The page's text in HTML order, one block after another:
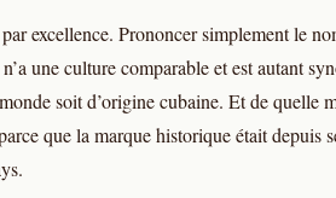
excellence. Prononcer simplement le
une culture comparable et est autant
soit d’origine cubaine. Et de quelle
que la marque historique était depuis